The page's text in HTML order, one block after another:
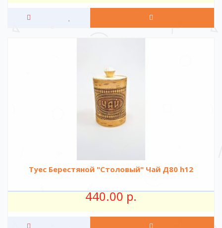
Туес Берестяной "Столовый" Чай Д80 h12
440.00 р.